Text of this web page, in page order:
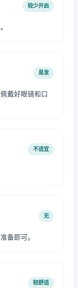
较少开启
易发
戴好眼镜和口
不适宜
无
备即可。
较舒适